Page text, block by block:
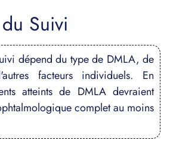
Suivi
dépend du type de DMLA, de
facteurs individuels. En
atteints de DMLA devraient
complet au moins